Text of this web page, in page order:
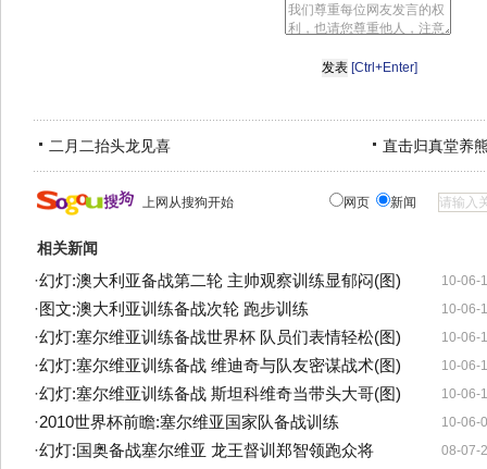
[Ctrl+Enter]
二月二抬头龙见喜 直击归真堂养
上网从搜狗开始 网页 新闻
相关新闻
10-06-
·幻灯:澳大利亚备战第二轮 主帅观察训练显郁闷(图)
10-06-
· 图文:澳大利亚训练备战次轮 跑步训练
10-06-
·幻灯:塞尔维亚训练备战世界杯 队员们表情轻松(图)
10-06-
·幻灯:塞尔维亚训练备战 维迪奇与队友密谋战术(图)
10-06-
·幻灯:塞尔维亚训练备战 斯坦科维奇当带头大哥(图)
10-06-
·2010世界杯前瞻:塞尔维亚国家队备战训练
08-07-
·幻灯:国奥备战塞尔维亚 龙王督训郑智领跑众将